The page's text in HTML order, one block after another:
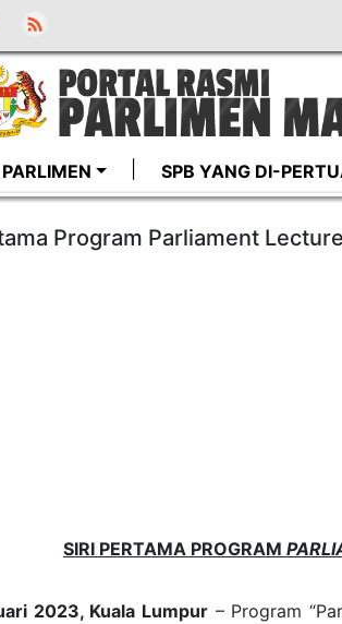
SPB YANG DI-
Program Parliament
SIRI PERTAMA PROGRAM
2023, Kuala Lumpur – Program